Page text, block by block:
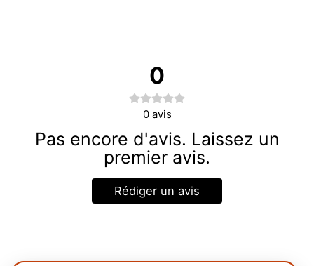
0
0 avis
Pas encore d'avis. Laissez un
premier avis.
Rédiger un avis